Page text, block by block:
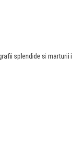
splendide si marturii